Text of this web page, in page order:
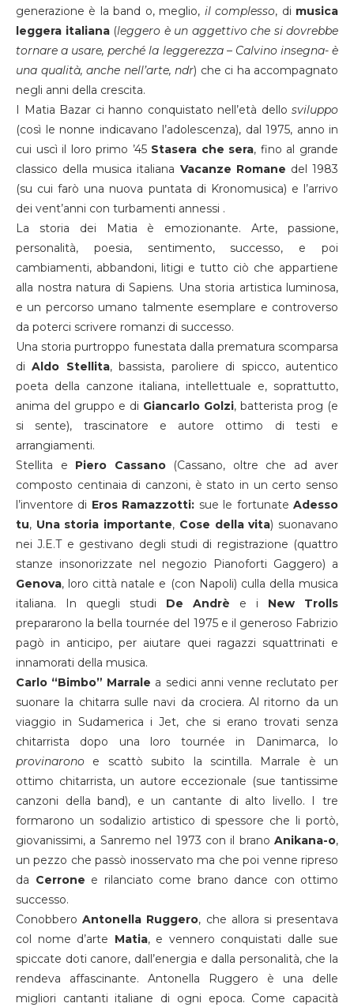
generazione è la band o, meglio, il complesso, di musica
leggera italiana(leggero è un aggettivo che si dovrebbe
tornare a usare, perché la leggerezza – Calvino insegna- è
una qualità, anche nell’arte, ndr) che ci ha accompagnato
negli anni della crescita.
I Matia Bazar ci hanno conquistato nell’età dello sviluppo
(così le nonne indicavano l’adolescenza), dal 1975, anno in
cui uscì il loro primo ’45 Stasera che sera, fino al grande
classico della musica italiana Vacanze Romane del 1983
(su cui farò una nuova puntata di Kronomusica) e l’arrivo
dei vent’anni con turbamenti annessi .
La storia dei Matia è emozionante. Arte, passione,
personalità, poesia, sentimento, successo, e poi
cambiamenti, abbandoni, litigi e tutto ciò che appartiene
alla nostra natura di Sapiens. Una storia artistica luminosa,
e un percorso umano talmente esemplare e controverso
da poterci scrivere romanzi di successo.
Una storia purtroppo funestata dalla prematura scomparsa
diAldo Stellita, bassista, paroliere di spicco, autentico
poeta della canzone italiana, intellettuale e, soprattutto,
anima del gruppo e di Giancarlo Golzi, batterista prog (e
si sente), trascinatore e autore ottimo di testi e
arrangiamenti.
Stellita e Piero Cassano
(Cassano, oltre che ad aver
composto centinaia di canzoni, è stato in un certo senso
l’inventore di Eros Ramazzotti: sue le fortunateAdesso
tu, Una storia importante, Cose della vita) suonavano
nei J.E.T e gestivano degli studi di registrazione (quattro
stanze insonorizzate nel negozio Pianoforti Gaggero) a
Genova, loro città natale e (con Napoli) culla della musica
italiana. In quegli studi De Andrè e i New Trolls
prepararono la bella tournée del 1975 e il generoso Fabrizio
pagò in anticipo, per aiutare quei ragazzi squattrinati e
innamorati della musica.
Carlo “Bimbo” Marrale a sedici anni venne reclutato per
suonare la chitarra sulle navi da crociera. Al ritorno da un
viaggio in Sudamerica i Jet, che si erano trovati senza
chitarrista dopo una loro tournée in Danimarca, lo
provinarono e scattò subito la scintilla. Marrale è un
ottimo chitarrista, un autore eccezionale (sue tantissime
canzoni della band), e un cantante di alto livello. I tre
formarono un sodalizio artistico di spessore che li portò,
giovanissimi, a Sanremo nel 1973 con il brano Anikana-o,
un pezzo che passò inosservato ma che poi venne ripreso
da Cerrone e rilanciato come brano dance con ottimo
successo.
ConobberoAntonella Ruggero, che allora si presentava
col nome d’arte Matia, e vennero conquistati dalle sue
spiccate doti canore, dall’energia e dalla personalità, che la
rendeva affascinante. Antonella Ruggero è una delle
migliori cantanti italiane di ogni epoca. Come capacità